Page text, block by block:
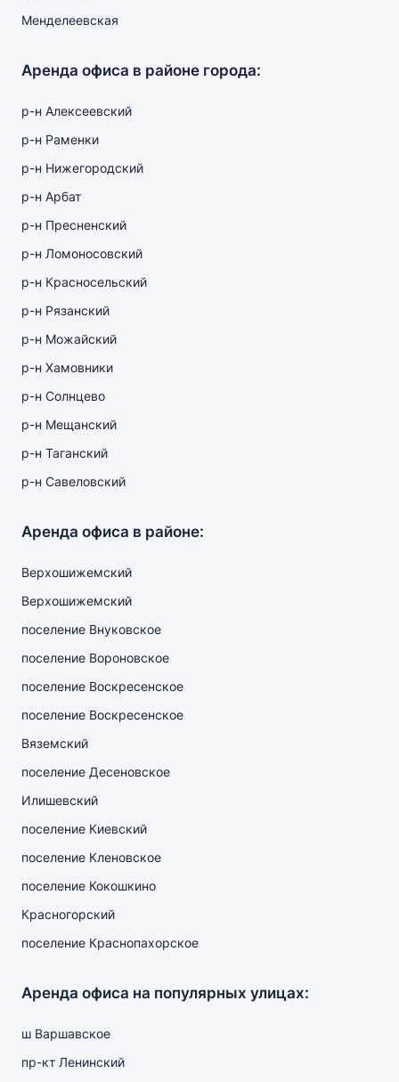
Менделеевская
Аренда офиса в районе города:
р-н Алексеевский
р-н Раменки
р-н Нижегородский
р-н Арбат
р-н Пресненский
р-н Ломоносовский
р-н Красносельский
р-н Рязанский
р-н Можайский
р-н Хамовники
р-н Солнцево
р-н Мещанский
р-н Таганский
р-н Савеловский
Аренда офиса в районе:
Верхошижемский
Верхошижемский
поселение Внуковское
поселение Вороновское
поселение Воскресенское
поселение Воскресенское
Вяземский
поселение Десеновское
Илишевский
поселение Киевский
поселение Кленовское
поселение Кокошкино
Красногорский
поселение Краснопахорское
Аренда офиса на популярных улицах:
ш Варшавское
пр-кт Ленинский